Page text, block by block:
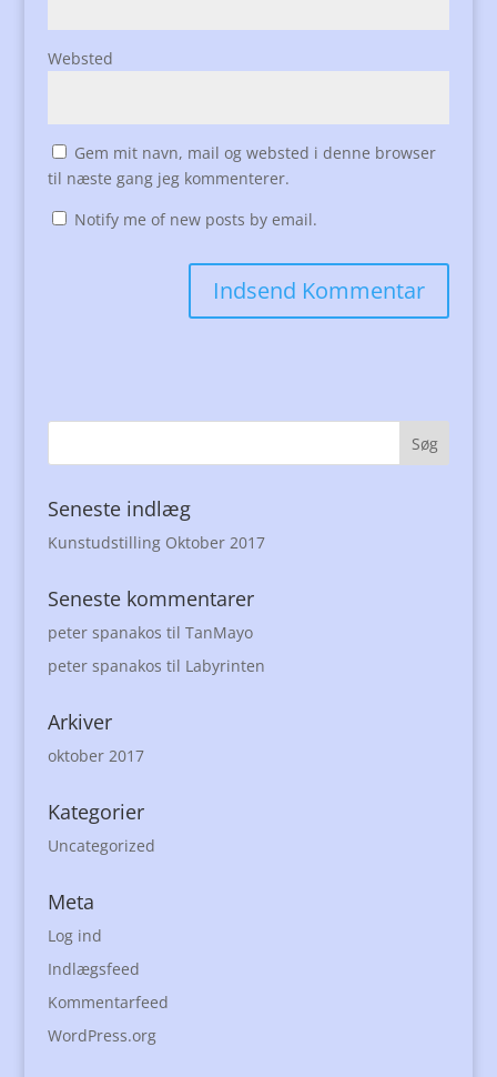
Websted
Gem mit navn, mail og websted i denne browser
til næste gang jeg kommenterer.
Notify me of new posts by email.
Seneste indlæg
Kunstudstilling Oktober 2017
Seneste kommentarer
peter spanakos til TanMayo
peter spanakos til Labyrinten
Arkiver
oktober 2017
Kategorier
Uncategorized
Meta
Log ind
Indlægsfeed
Kommentarfeed
WordPress.org